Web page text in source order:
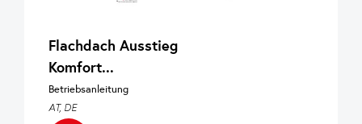
Flachdach Ausstieg
Komfort...
Betriebsanleitung
AT, DE